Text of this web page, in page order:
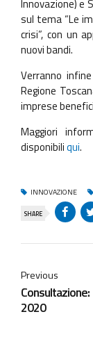
Innovazione) e
sul tema “Le
crisi”, con un
nuovi bandi.
Verranno
Regione
imprese
Maggiori
disponibiliqui.
INNOVAZIONE
SHARE
Previous
2020